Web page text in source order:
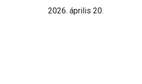
2026. április 20.